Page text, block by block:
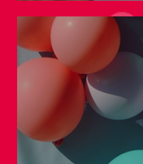
Schöne
Unser
Zwischenstopp
liegt an der
EuroVelo 1
,
Bretagne über